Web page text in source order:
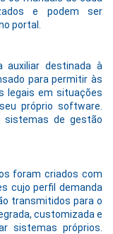
e podem ser
portal.
auxiliar destinada à
para permitir às
legais em situações
próprio software.
sistemas de gestão
foram criados com
cujo perfil demanda
transmitidos para o
customizada e
sistemas próprios.